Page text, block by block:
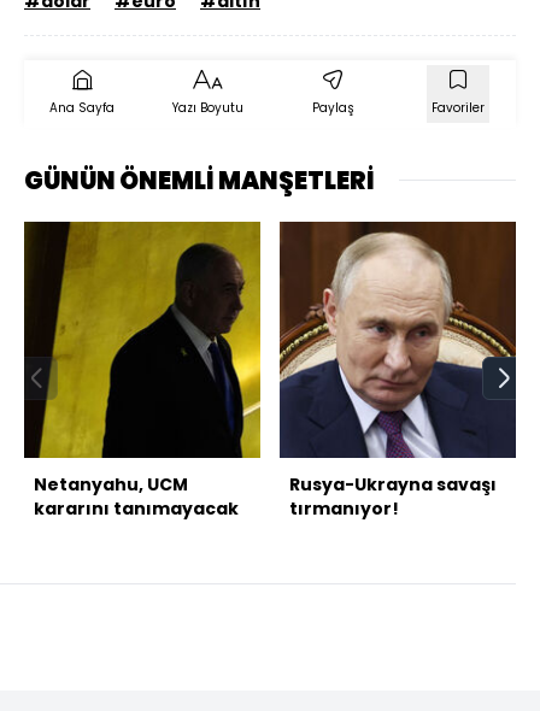
Ana Sayfa Yazı Boyutu Paylaş Favoriler
GÜNÜN ÖNEMLİ MANŞETLERİ
Netanyahu, UCM
kararını tanımayacak
Rusya-Ukrayna savaşı
tırmanıyor!